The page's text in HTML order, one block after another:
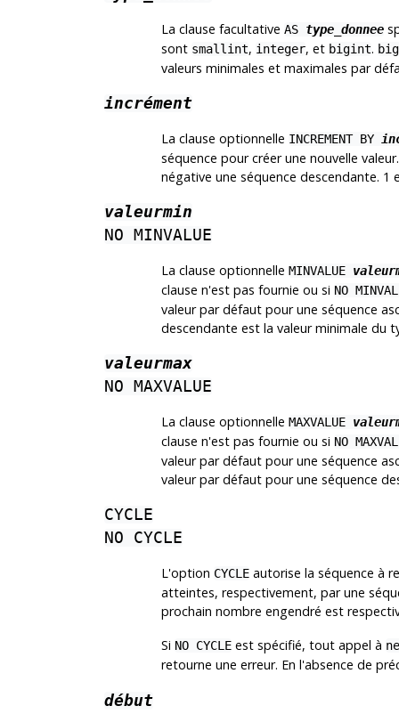
La clause facultative AS type_donnee
sont smallint, integer, et bigint.
valeurs minimales et maximales par
incrément
La clause optionnelle INCREMENT BY
séquence pour créer une nouvelle
négative une séquence descendante. 1
valeurmin
NO MINVALUE
La clause optionnelle MINVALUE
clause n'est pas fournie ou si NO
valeur par défaut pour une séquence
descendante est la valeur minimale du
valeurmax
NO MAXVALUE
La clause optionnelle MAXVALUE
clause n'est pas fournie ou si NO
valeur par défaut pour une séquence
valeur par défaut pour une séquence
CYCLE
NO CYCLE
L'option CYCLEautorise la séquence à
atteintes, respectivement, par une
prochain nombre engendré est
Si NO CYCLEest spécifié, tout appel à
retourne une erreur. En l'absence de
début